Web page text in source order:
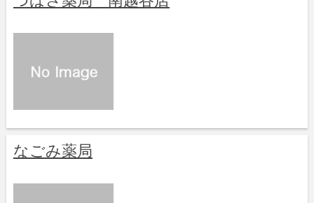
なごみ薬局